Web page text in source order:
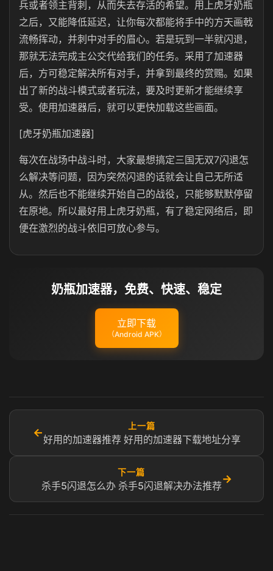
兵或者领主背刺，从而失去存活的希望。用上虎牙奶瓶
之后，又能降低延迟，让你每次都能将手中的方天画戟
流畅挥动，并刺中对手的眉心。若是玩到一半就闪退，
那就无法完成主公交代给我们的任务。采用了加速器
后，方可稳定解决所有对手，并拿到最终的赏赐。如果
出了新的战斗模式或者玩法，要及时更新才能继续享
受。使用加速器后，就可以更快加载这些画面。
[虎牙奶瓶加速器]
每次在战场中战斗时，大家最想搞定三国无双7闪退怎
么解决等问题，因为突然闪退的话就会让自己无所适
从。然后也不能继续开始自己的战役，只能够默默停留
在原地。所以最好用上虎牙奶瓶，有了稳定网络后，即
便在激烈的战斗依旧可放心参与。
奶瓶加速器，免费、快速、稳定
立即下载
（Android APK）
←
上一篇
好用的加速器推荐 好用的加速器下载地址分享
下一篇
杀手5闪退怎么办 杀手5闪退解决办法推荐
→